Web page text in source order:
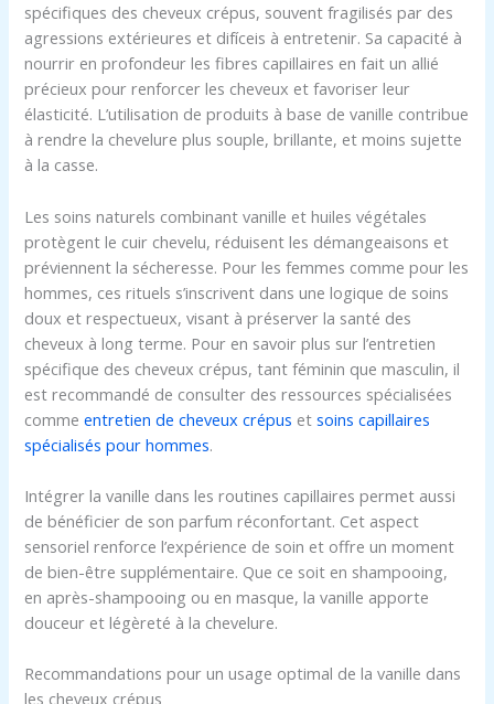
spécifiques des cheveux crépus, souvent fragilisés par des
agressions extérieures et difíceis à entretenir. Sa capacité à
nourrir en profondeur les fibres capillaires en fait un allié
précieux pour renforcer les cheveux et favoriser leur
élasticité. L’utilisation de produits à base de vanille contribue
à rendre la chevelure plus souple, brillante, et moins sujette
à la casse.
Les soins naturels combinant vanille et huiles végétales
protègent le cuir chevelu, réduisent les démangeaisons et
préviennent la sécheresse. Pour les femmes comme pour les
hommes, ces rituels s’inscrivent dans une logique de soins
doux et respectueux, visant à préserver la santé des
cheveux à long terme. Pour en savoir plus sur l’entretien
spécifique des cheveux crépus, tant féminin que masculin, il
est recommandé de consulter des ressources spécialisées
commeentretien de cheveux crépus etsoins capillaires
spécialisés pour hommes.
Intégrer la vanille dans les routines capillaires permet aussi
de bénéficier de son parfum réconfortant. Cet aspect
sensoriel renforce l’expérience de soin et offre un moment
de bien-être supplémentaire. Que ce soit en shampooing,
en après-shampooing ou en masque, la vanille apporte
douceur et légèreté à la chevelure.
Recommandations pour un usage optimal de la vanille dans
les cheveux crépus